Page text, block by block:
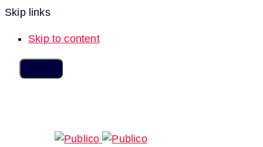
Skip links
Skip to content